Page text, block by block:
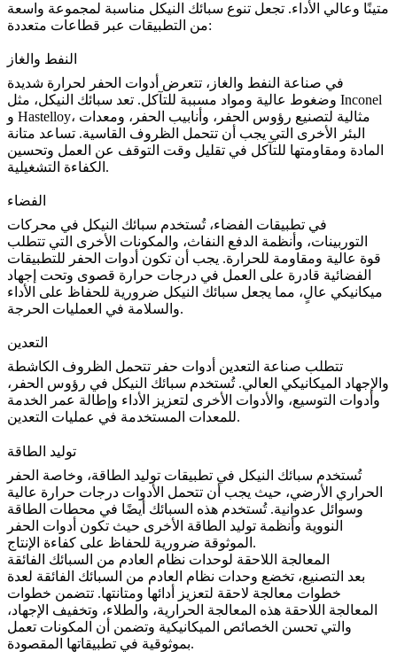
متينًا وعالي الأداء. تجعل تنوع سبائك النيكل مناسبة لمجموعة واسعة
من التطبيقات عبر قطاعات متعددة:
النفط والغاز
في صناعة النفط والغاز ، تتعرض أدوات الحفر لحرارة شديدة
وضغوط عالية ومواد مسببة للتآكل. تعد سبائك النيكل، مثل Inconel
و Hastelloy، مثالية لتصنيع رؤوس الحفر، وأنابيب الحفر، ومعدات
البئر الأخرى التي يجب أن تتحمل الظروف القاسية. تساعد متانة
المادة ومقاومتها للتآكل في تقليل وقت التوقف عن العمل وتحسين
الكفاءة التشغيلية.
الفضاء
في تطبيقات الفضاء، تُستخدم سبائك النيكل في محركات
التوربينات، وأنظمة الدفع النفاث، والمكونات الأخرى التي تتطلب
قوة عالية ومقاومة للحرارة. يجب أن تكون أدوات الحفر للتطبيقات
الفضائية قادرة على العمل في درجات حرارة قصوى وتحت إجهاد
ميكانيكي عالٍ، مما يجعل سبائك النيكل ضرورية للحفاظ على الأداء
والسلامة في العمليات الحرجة.
التعدين
تتطلب صناعة التعدين أدوات حفر تتحمل الظروف الكاشطة
والإجهاد الميكانيكي العالي. تُستخدم سبائك النيكل في رؤوس الحفر،
وأدوات التوسيع، والأدوات الأخرى لتعزيز الأداء وإطالة عمر الخدمة
للمعدات المستخدمة في عمليات التعدين.
توليد الطاقة
تُستخدم سبائك النيكل في تطبيقات توليد الطاقة، وخاصة الحفر
الحراري الأرضي، حيث يجب أن تتحمل الأدوات درجات حرارة عالية
وسوائل عدوانية. تُستخدم هذه السبائك أيضًا في محطات الطاقة
النووية وأنظمة توليد الطاقة الأخرى حيث تكون أدوات الحفر
الموثوقة ضرورية للحفاظ على كفاءة الإنتاج.
المعالجة اللاحقة لوحدات نظام العادم من السبائك الفائقة
بعد التصنيع، تخضع وحدات نظام العادم من السبائك الفائقة لعدة
خطوات معالجة لاحقة لتعزيز أدائها ومتانتها. تتضمن خطوات
المعالجة اللاحقة هذه المعالجة الحرارية، والطلاء، وتخفيف الإجهاد،
والتي تحسن الخصائص الميكانيكية وتضمن أن المكونات تعمل
بموثوقية في تطبيقاتها المقصودة.